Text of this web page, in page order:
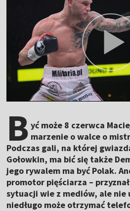
B yć może 8 czerwca
marzenie o walce o
Podczas gali, na której
Gołowkin, ma bić się także
jego rywalem ma być Polak.
promotor pięściarza –
sytuacji wie z mediów, ale nie
niedługo może otrzymać